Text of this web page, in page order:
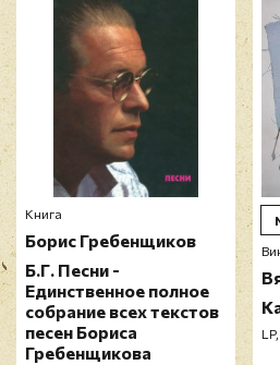
Книга
Борис Гребенщиков
Б.Г. Песни -
Единственное полное
собрание всех текстов
песен Бориса
Гребенщикова